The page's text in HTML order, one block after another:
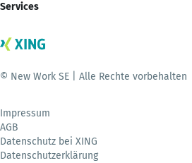
Services
© New Work SE | Alle Rechte vorbehalten
Impressum
AGB
Datenschutz bei XING
Datenschutzerklärung